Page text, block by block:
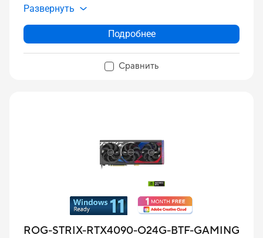
Развернуть
Подробнее
Сравнить
ROG-STRIX-RTX4090-O24G-BTF-GAMING